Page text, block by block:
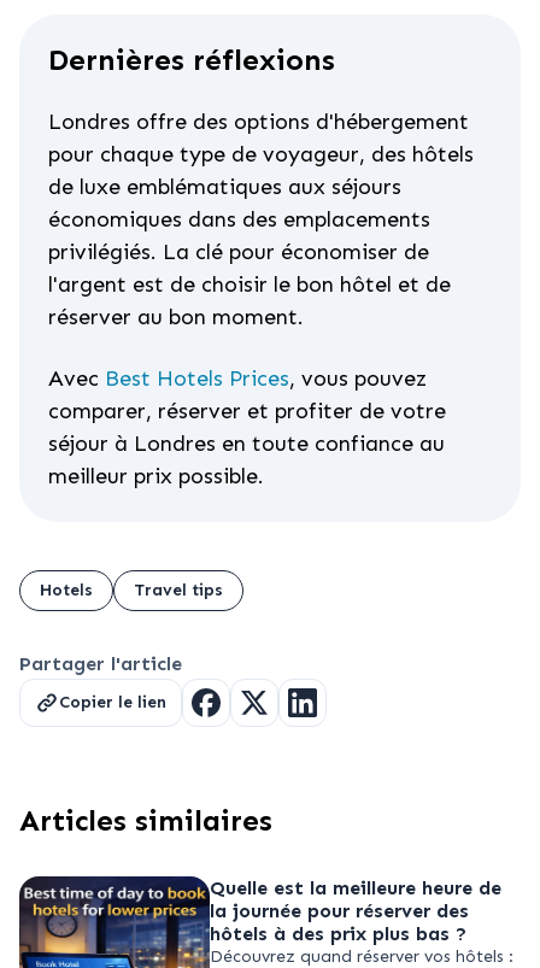
Dernières réflexions
Londres offre des options d'hébergement
pour chaque type de voyageur, des hôtels
de luxe emblématiques aux séjours
économiques dans des emplacements
privilégiés. La clé pour économiser de
l'argent est de choisir le bon hôtel et de
réserver au bon moment.
Avec Best Hotels Prices, vous pouvez
comparer, réserver et profiter de votre
séjour à Londres en toute confiance au
meilleur prix possible.
Hotels Travel tips
Partager l'article
Copier le lien
Articles similaires
Quelle est la meilleure heure de
la journée pour réserver des
hôtels à des prix plus bas ?
Découvrez quand réserver vos hôtels :